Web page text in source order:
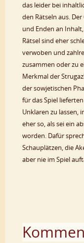
das leider bei
den Rätseln aus.
und Enden an
Rätsel sind eher
verwoben und
zusammen oder zu
Merkmal der
der sowjetischen
für das Spiel
Unklaren zu lassen,
eher so, als sei ein
worden. Dafür
Schauplätzen, die
aber nie im Spiel